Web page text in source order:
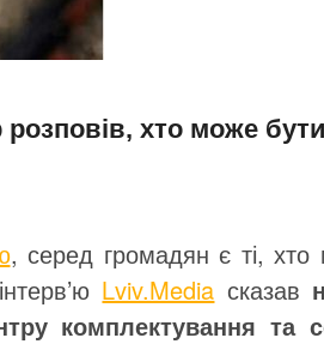
розповів, хто може бути
, серед громадян є ті, хто
Lviv.Media сказав
комплектування та